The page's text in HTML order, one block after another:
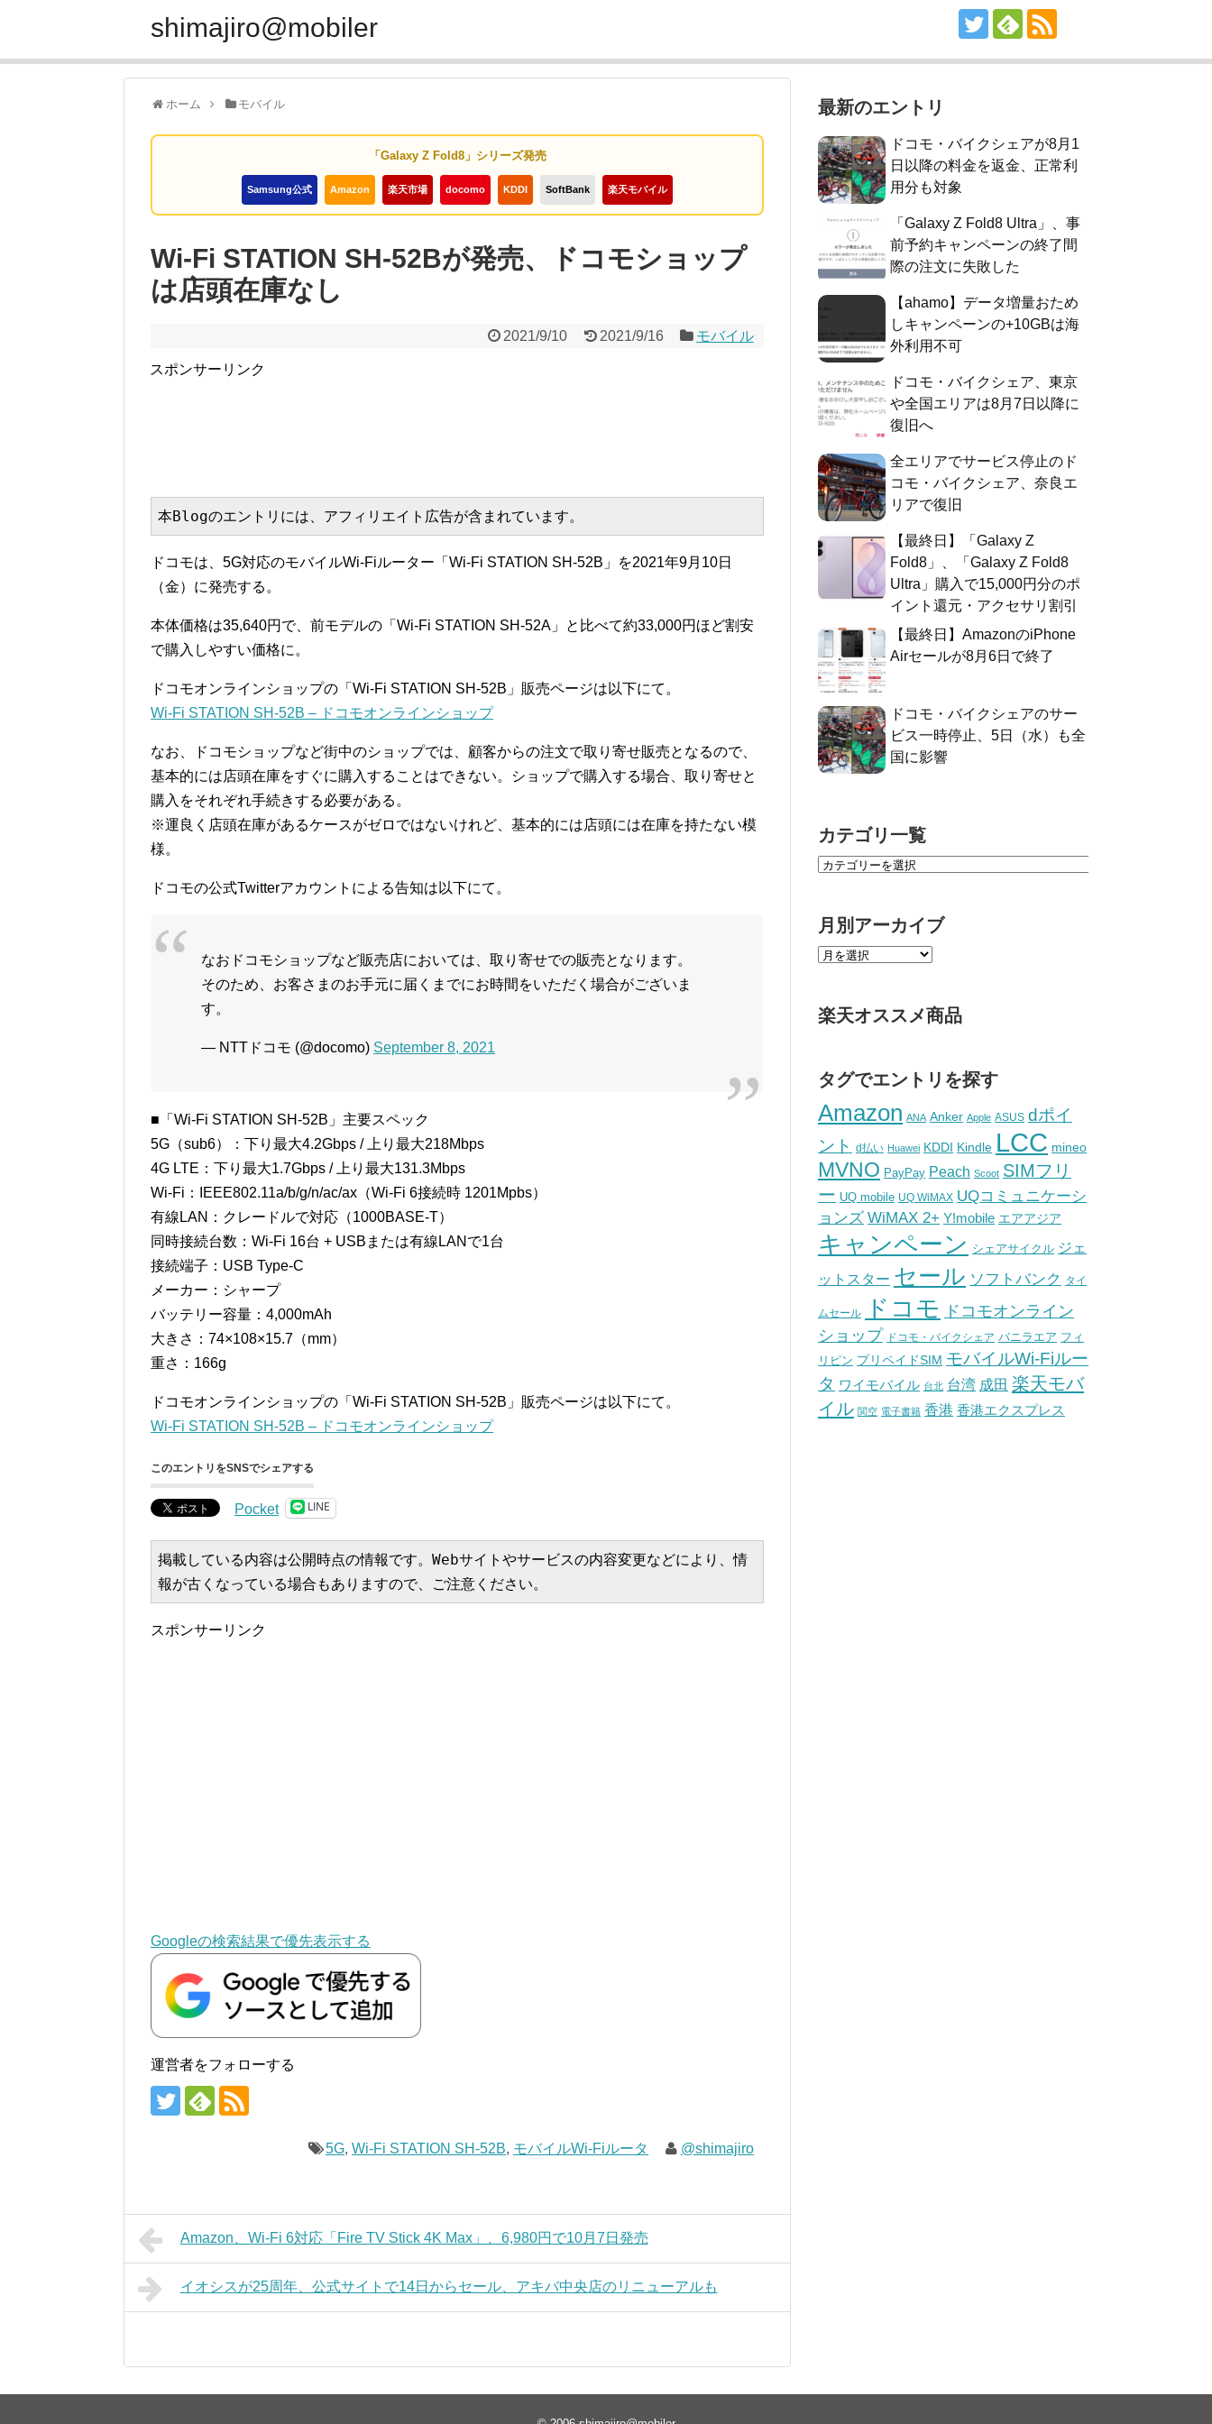
shimajiro@mobiler
ホーム モバイル
「Galaxy Z Fold8」シリーズ発売
Samsung公式 Amazon 楽天市場 docomo KDDI SoftBank 楽天モバイル
Wi-Fi STATION SH-52Bが発売、ドコモショップ
は店頭在庫なし
2021/9/10 2021/9/16 モバイル
スポンサーリンク
本Blogのエントリには、アフィリエイト広告が含まれています。
ドコモは、5G対応のモバイルWi-Fiルーター「Wi-Fi STATION SH-52B」を2021年9月10日
（金）に発売する。
本体価格は35,640円で、前モデルの「Wi-Fi STATION SH-52A」と比べて約33,000円ほど割安
で購入しやすい価格に。
ドコモオンラインショップの「Wi-Fi STATION SH-52B」販売ページは以下にて。
Wi-Fi STATION SH-52B – ドコモオンラインショップ
なお、ドコモショップなど街中のショップでは、顧客からの注文で取り寄せ販売となるので、
基本的には店頭在庫をすぐに購入することはできない。ショップで購入する場合、取り寄せと
購入をそれぞれ手続きする必要がある。
※運良く店頭在庫があるケースがゼロではないけれど、基本的には店頭には在庫を持たない模
様。
ドコモの公式Twitterアカウントによる告知は以下にて。
なおドコモショップなど販売店においては、取り寄せでの販売となります。
そのため、お客さまのお手元に届くまでにお時間をいただく場合がございま
す。
— NTTドコモ (@docomo) September 8, 2021
■「Wi-Fi STATION SH-52B」主要スペック
5G（sub6）：下り最大4.2Gbps / 上り最大218Mbps
4G LTE：下り最大1.7Gbps / 上り最大131.3Mbps
Wi-Fi：IEEE802.11a/b/g/n/ac/ax（Wi-Fi 6接続時 1201Mpbs）
有線LAN：クレードルで対応（1000BASE-T）
同時接続台数：Wi-Fi 16台 + USBまたは有線LANで1台
接続端子：USB Type-C
メーカー：シャープ
バッテリー容量：4,000mAh
大きさ：74×108×15.7（mm）
重さ：166g
ドコモオンラインショップの「Wi-Fi STATION SH-52B」販売ページは以下にて。
Wi-Fi STATION SH-52B – ドコモオンラインショップ
このエントリをSNSでシェアする
Pocket LINE
掲載している内容は公開時点の情報です。Webサイトやサービスの内容変更などにより、情
報が古くなっている場合もありますので、ご注意ください。
スポンサーリンク
Googleの検索結果で優先表示する
運営者をフォローする
5G,Wi-Fi STATION SH-52B, モバイルWi-Fiルータ @shimajiro
Amazon、Wi-Fi 6対応「Fire TV Stick 4K Max」、6,980円で10月7日発売
イオシスが25周年、公式サイトで14日からセール、アキバ中央店のリニューアルも
最新のエントリ
ドコモ・バイクシェアが8月1
日以降の料金を返金、正常利
用分も対象
「Galaxy Z Fold8 Ultra」、事
前予約キャンペーンの終了間
際の注文に失敗した
【ahamo】データ増量おため
しキャンペーンの+10GBは海
外利用不可
ドコモ・バイクシェア、東京
や全国エリアは8月7日以降に
復旧へ
全エリアでサービス停止のド
コモ・バイクシェア、奈良エ
リアで復旧
【最終日】「Galaxy Z
Fold8」、「Galaxy Z Fold8
Ultra」購入で15,000円分のポ
イント還元・アクセサリ割引
【最終日】AmazonのiPhone
Airセールが8月6日で終了
ドコモ・バイクシェアのサー
ビス一時停止、5日（水）も全
国に影響
カテゴリ一覧
月別アーカイブ
楽天オススメ商品
タグでエントリを探す
Amazon ANA Anker Apple ASUS dポイ
ント
d払い Huawei KDDI Kindle LCC mineo
MVNO PayPay Peach Scoot SIMフリ
ー UQ mobile UQ WiMAX UQコミュニケーシ
ョンズ WiMAX 2+ Y!mobile エアアジア
キャンペーン シェアサイクル ジェ
ットスター セール ソフトバンク タイ
ムセール ドコモ
ドコモオンライン
ショップ ドコモ・バイクシェア バニラエア フィ
リピン プリペイドSIM モバイルWi-Fiルー
タ ワイモバイル 台北 台湾 成田 楽天モバ
イル 関空 電子書籍 香港 香港エクスプレス